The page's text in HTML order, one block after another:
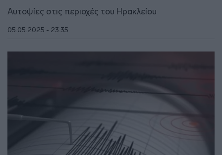
Αυτοψίες στις περιοχές του Ηρακλείου
05.05.2025 - 23:35